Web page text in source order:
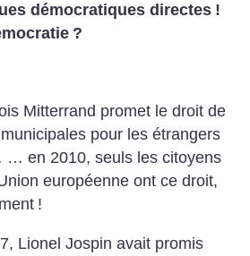
démocratiques directes !
?
Mitterrand promet le droit de
pour les étrangers
en 2010, seuls les citoyens
européenne ont ce droit,
!
Lionel Jospin avait promis